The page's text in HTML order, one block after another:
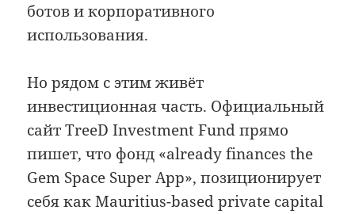
ботов и корпоративного
использования.
Но рядом с этим живёт
инвестиционная часть. Официальный
сайт TreeD Investment Fund прямо
пишет, что фонд «already finances the
Gem Space Super App», позиционирует
себя как Mauritius-based private capital